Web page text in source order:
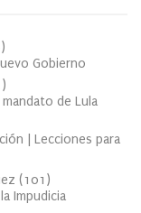
)
Gobierno
)
de Lula
| Lecciones para
(101 )
Impudicia